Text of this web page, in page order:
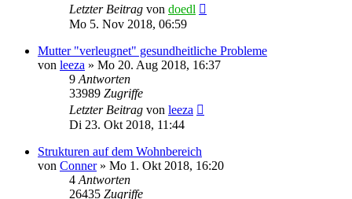
Letzter Beitrag von doedl
Mo 5. Nov 2018, 06:59
Mutter "verleugnet" gesundheitliche Probleme
von leeza » Mo 20. Aug 2018, 16:37
9 Antworten
33989 Zugriffe
Letzter Beitrag von leeza
Di 23. Okt 2018, 11:44
Strukturen auf dem Wohnbereich
von Conner» Mo 1. Okt 2018, 16:20
4 Antworten
26435 Zugriffe